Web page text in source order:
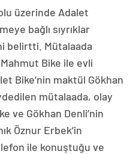
üzerinde Adalet
bağlı sıyrıklar
belirtti. Mütalaada
Bike ile evli
Bike’nin maktül Gökhan
mütalaada, olay
ve Gökhan Denli’nin
Öznur Erbek’in
ile konuştuğu ve